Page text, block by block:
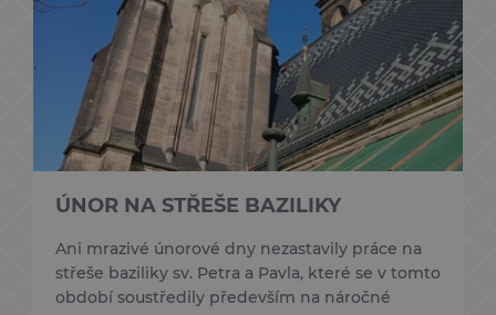
ÚNOR NA STŘEŠE BAZILIKY
Ani mrazivé únorové dny nezastavily práce na
střeše baziliky sv. Petra a Pavla, které se v tomto
období soustředily především na náročné